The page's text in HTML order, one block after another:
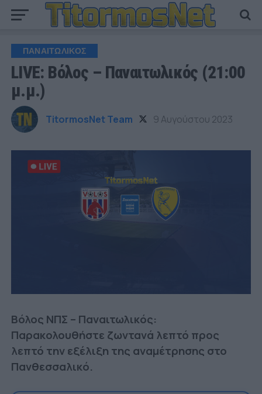
ΠΑΝΑΙΤΩΛΙΚΟΣ
LIVE: Βόλος – Παναιτωλικός (21:00
μ.μ.)
TitormosNet Team 9 Αυγούστου 2023
Βόλος ΝΠΣ – Παναιτωλικός:
Παρακολουθήστε ζωντανά λεπτό προς
λεπτό την εξέλιξη της αναμέτρησης στο
Πανθεσσαλικό.